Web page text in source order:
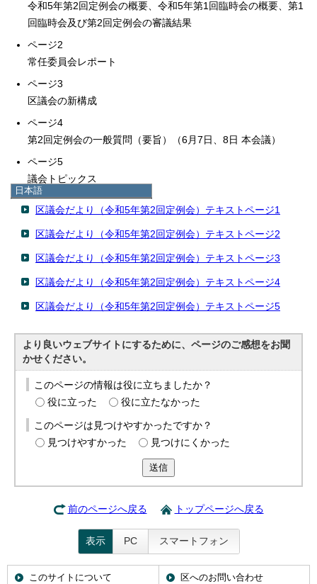
日本語
日本語
English
한국어
繁體中文
令和5年第2回定例会の概要、令和5年第1回臨時会の概要、第1
回臨時会及び第2回定例会の審議結果
ページ2
常任委員会レポート
ページ3
区議会の新構成
ページ4
第2回定例会の一般質問（要旨）（6月7日、8日 本会議）
ページ5
議会トピックス
区議会だより（令和5年第2回定例会）テキストページ1
区議会だより（令和5年第2回定例会）テキストページ2
区議会だより（令和5年第2回定例会）テキストページ3
区議会だより（令和5年第2回定例会）テキストページ4
区議会だより（令和5年第2回定例会）テキストページ5
より良いウェブサイトにするために、ページのご感想をお聞
かせください。
このページの情報は役に立ちましたか？
役に立った
役に立たなかった
このページは見つけやすかったですか？
見つけやすかった
見つけにくかった
送信
前のページへ戻る トップページへ戻る
表示 PC スマートフォン
このサイトについて 区へのお問い合わせ